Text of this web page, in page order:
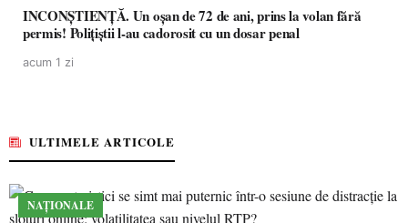
INCONȘTIENȚĂ. Un oșan de 72 de ani, prins la volan fără
permis! Polițiștii l-au cadorosit cu un dosar penal
acum 1 zi
ULTIMELE ARTICOLE
NAȚIONALE